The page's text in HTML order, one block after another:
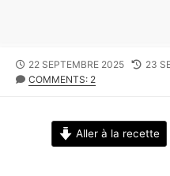
PUBLISHED
DATE
22 SEPTEMBRE 2025
LAST
23
COMMENTS: 2
Aller à la recette